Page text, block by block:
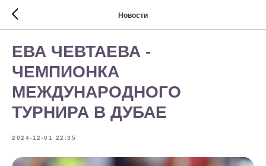
Новости
ЕВА ЧЕВТАЕВА -
ЧЕМПИОНКА
МЕЖДУНАРОДНОГО
ТУРНИРА В ДУБАЕ
2024-12-01 22:35